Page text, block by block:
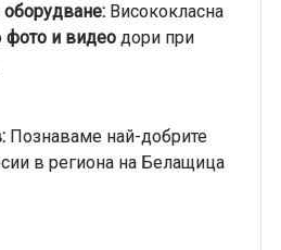
Висококласна
фото и видеодори при
Познаваме най-добрите
в региона на Белащица